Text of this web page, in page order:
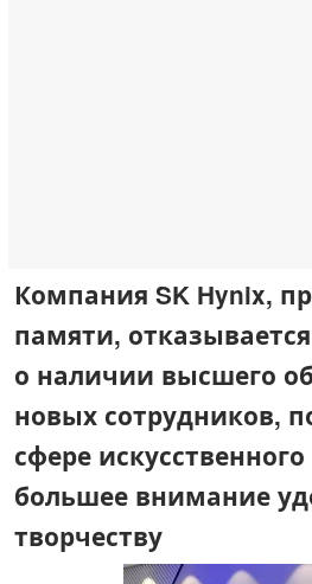
Компания SK Hynix,
памяти,
о наличии высшего
новых сотрудников,
сфере
большее внимание
творчеству